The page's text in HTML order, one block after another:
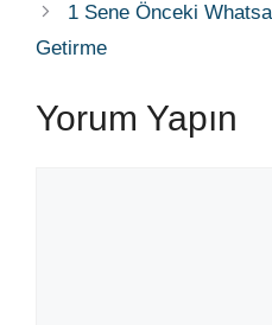
1 Sene Önceki
Getirme
Yorum Yapın